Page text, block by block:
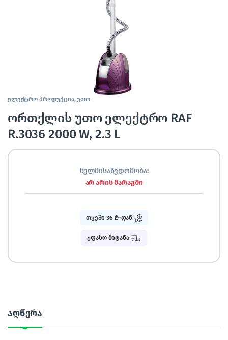
ელექტრო პროდუქცია,უთო
ორთქლის უთო ელექტრო RAF
R.3036 2000 W, 2.3 L
ხელმისაწვდომობა:
არ არის მარაგში
თვეში 36 ₾-დან
უფასო მიტანა
აღწერა